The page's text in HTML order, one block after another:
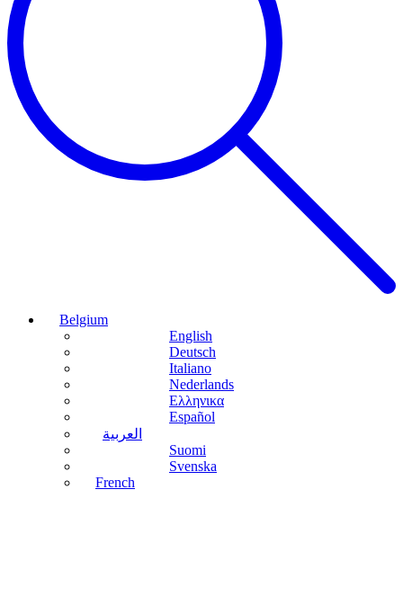
Belgium
English
Deutsch
Italiano
Nederlands
Ελληνικα
Español
العربية
Suomi
Svenska
French